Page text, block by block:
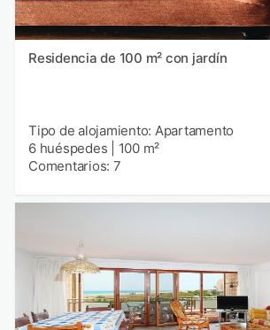
Residencia de 100 m² con jardín
Tipo de alojamiento: Apartamento
6 huéspedes
100 m²
Comentarios: 7